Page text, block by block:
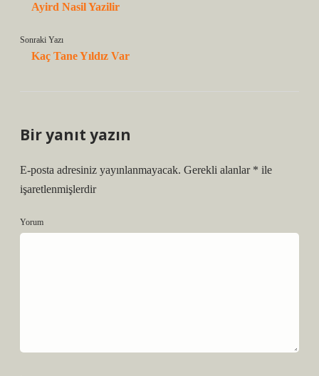
Ayird Nasil Yazilir
Sonraki Yazı
Kaç Tane Yıldız Var
Bir yanıt yazın
E-posta adresiniz yayınlanmayacak. Gerekli alanlar * ile
işaretlenmişlerdir
Yorum